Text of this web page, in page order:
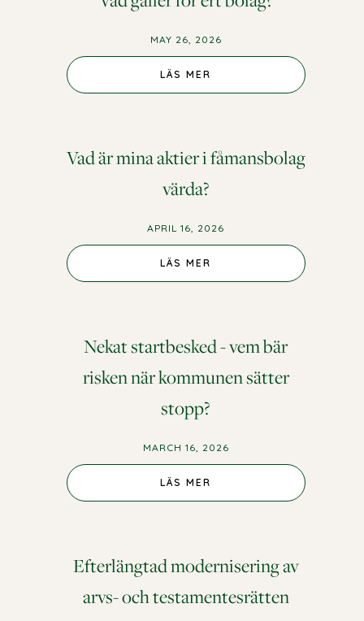
MAY 26, 2026
LÄS MER
Vad är mina aktier i fåmansbolag
värda?
APRIL 16, 2026
LÄS MER
Nekat startbesked - vem bär
risken när kommunen sätter
stopp?
MARCH 16, 2026
LÄS MER
Efterlängtad modernisering av
arvs- och testamentesrätten